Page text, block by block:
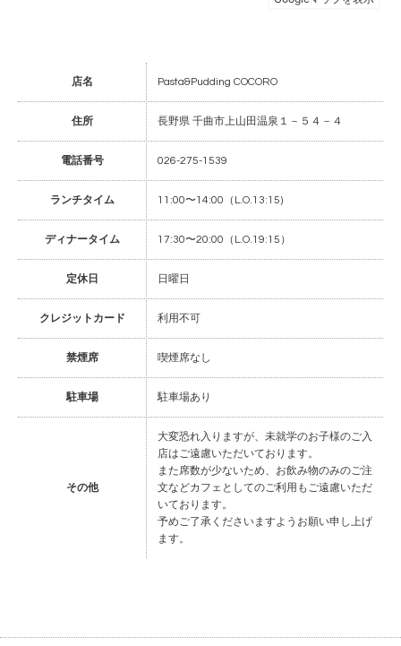
店名 Pasta&Pudding COCORO
住所 長野県 千曲市上山田温泉１－５４－４
電話番号 026-275-1539
ランチタイム 11:00〜14:00（L.O.13:15)
ディナータイム 17:30〜20:00（L.O.19:15）
定休日 日曜日
クレジットカード 利用不可
禁煙席 喫煙席なし
駐車場 駐車場あり
その他
大変恐れ入りますが、未就学のお子様のご入
店はご遠慮いただいております。
また席数が少ないため、お飲み物のみのご注
文などカフェとしてのご利用もご遠慮いただ
いております。
予めご了承くださいますようお願い申し上げ
ます。